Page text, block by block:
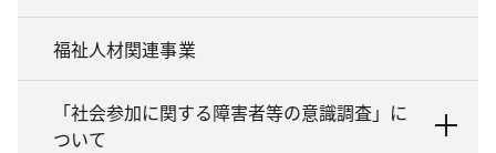
福祉人材関連事業
「社会参加に関する障害者等の意識調査」に
ついて